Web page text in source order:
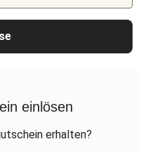
einlösen
erhalten?